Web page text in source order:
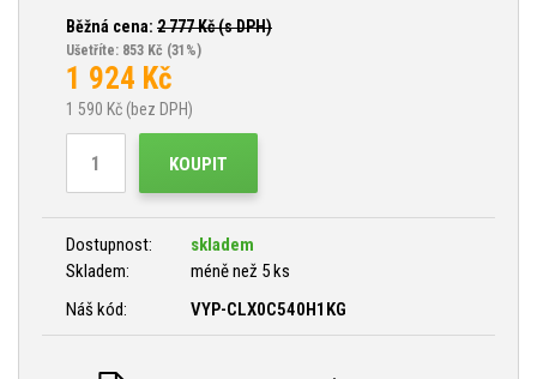
Běžná cena: 2 777Kč (s DPH)
Ušetříte: 853 Kč (31%)
1 924 Kč
1 590 Kč (bez DPH)
KOUPIT
Dostupnost:
skladem
Skladem:
méně než 5 ks
Náš kód:
VYP-CLX0C540H1KG